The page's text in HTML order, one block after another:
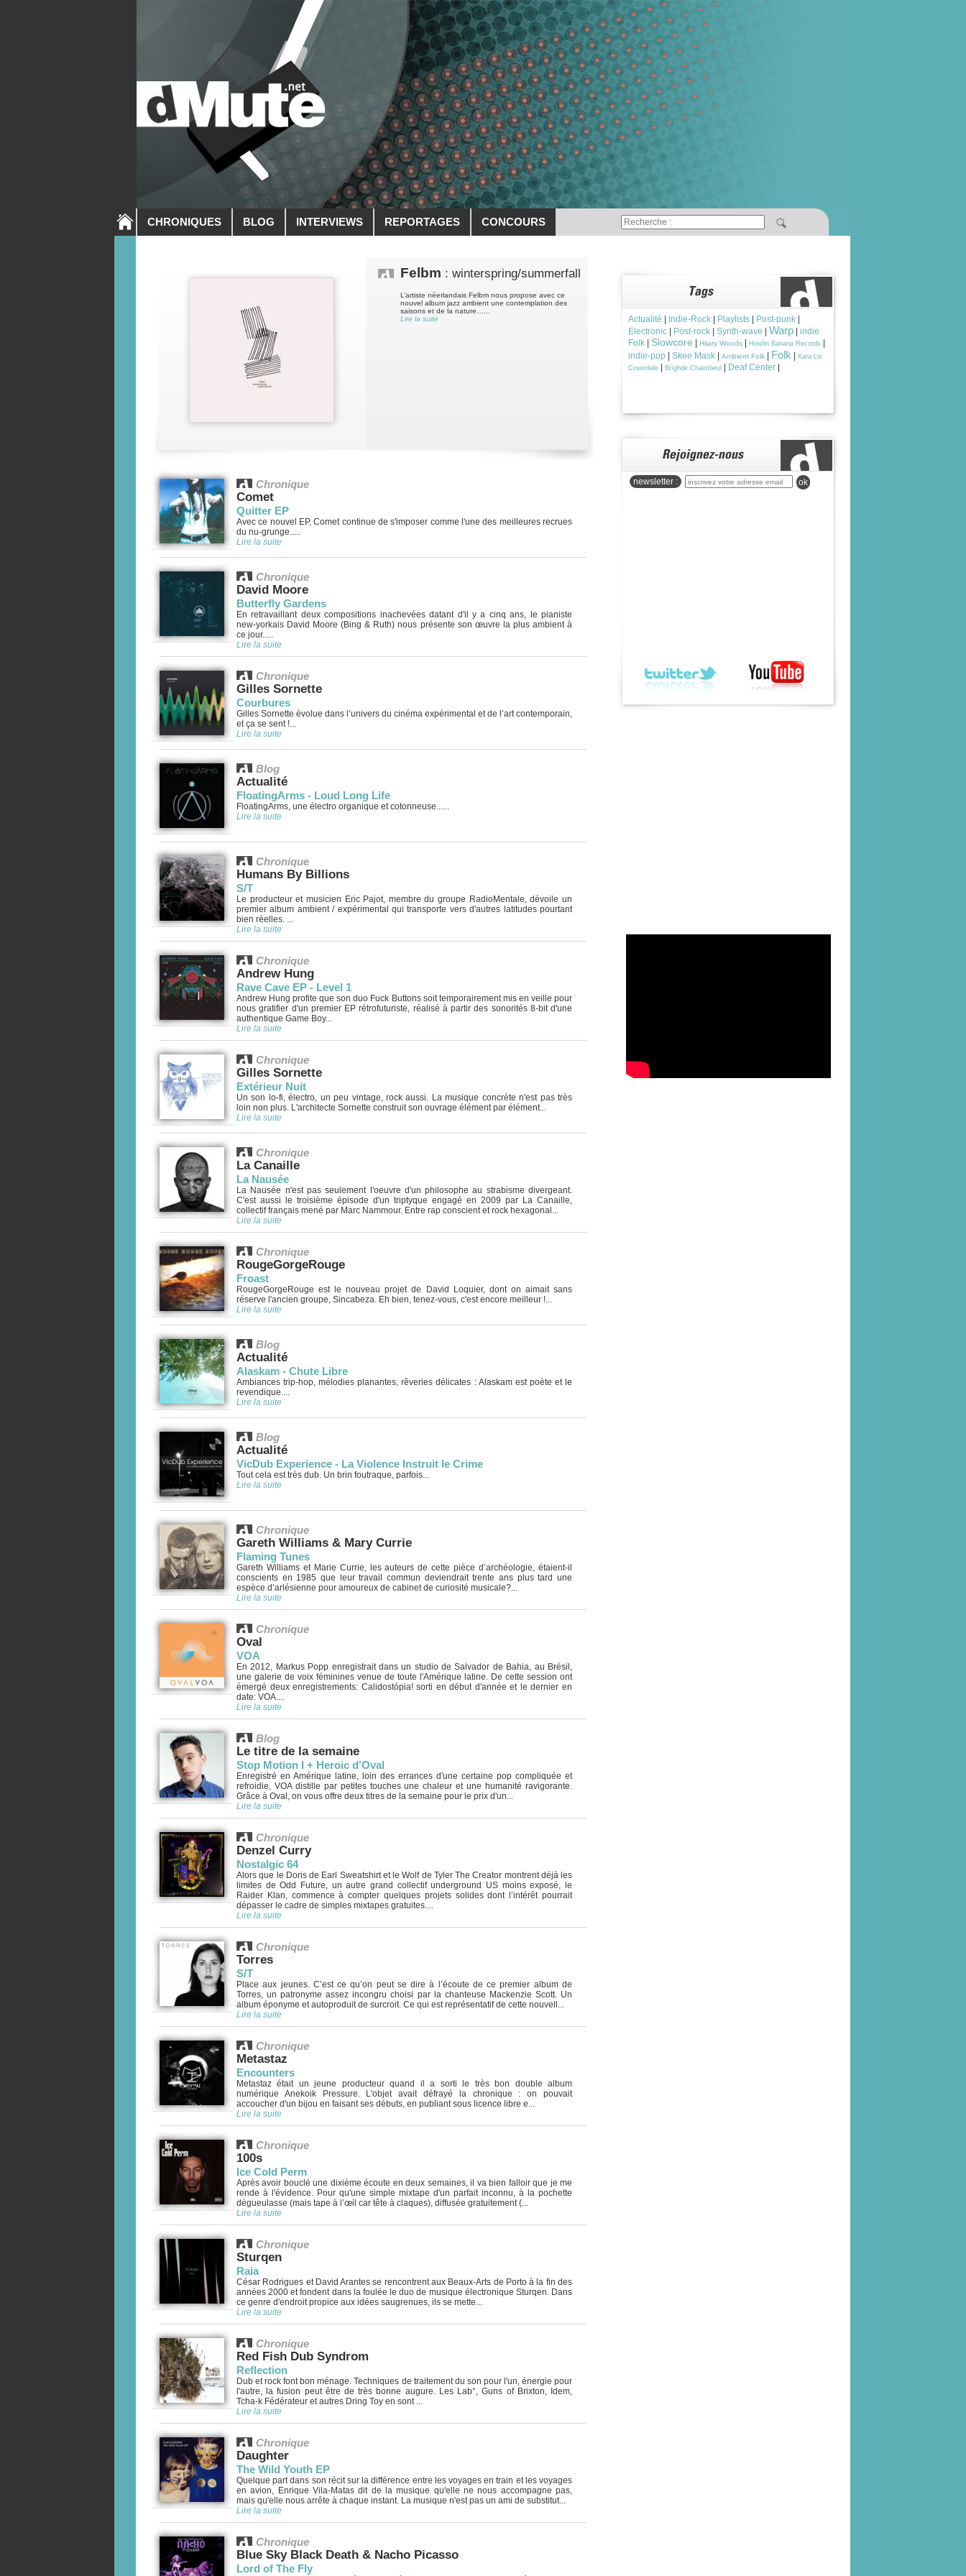
CHRONIQUES BLOG INTERVIEWS REPORTAGES CONCOURS
Felbm : winterspring/summerfall
L’artiste néerlandais Felbm nous propose avec ce
nouvel album jazz ambient une contemplation des
saisons et de la nature…...
Lire la suite
Chronique
Comet
Quitter EP
Avec ce nouvel EP, Comet continue de s'imposer comme l'une des meilleures recrues
du nu-grunge.....
Lire la suite
Chronique
David Moore
Butterfly Gardens
En retravaillant deux compositions inachevées datant d'il y a cinq ans, le pianiste
new-yorkais David Moore (Bing & Ruth) nous présente son œuvre la plus ambient à
ce jour.....
Lire la suite
Chronique
Gilles Sornette
Courbures
Gilles Sornette évolue dans l’univers du cinéma expérimental et de l’art contemporain,
et ça se sent !...
Lire la suite
Blog
Actualité
FloatingArms - Loud Long Life
FloatingArms, une électro organique et cotonneuse......
Lire la suite
Chronique
Humans By Billions
S/T
Le producteur et musicien Eric Pajot, membre du groupe RadioMentale, dévoile un
premier album ambient / expérimental qui transporte vers d'autres latitudes pourtant
bien réelles. ...
Lire la suite
Chronique
Andrew Hung
Rave Cave EP - Level 1
Andrew Hung profite que son duo Fuck Buttons soit temporairement mis en veille pour
nous gratifier d'un premier EP rétrofuturiste, réalisé à partir des sonorités 8-bit d'une
authentique Game Boy...
Lire la suite
Chronique
Gilles Sornette
Extérieur Nuit
Un son lo-fi, électro, un peu vintage, rock aussi. La musique concrète n'est pas très
loin non plus. L'architecte Sornette construit son ouvrage élément par élément...
Lire la suite
Chronique
La Canaille
La Nausée
La Nausée n'est pas seulement l'oeuvre d'un philosophe au strabisme divergeant.
C'est aussi le troisième épisode d'un triptyque engagé en 2009 par La Canaille,
collectif français mené par Marc Nammour. Entre rap conscient et rock hexagonal...
Lire la suite
Chronique
RougeGorgeRouge
Froast
RougeGorgeRouge est le nouveau projet de David Loquier, dont on aimait sans
réserve l'ancien groupe, Sincabeza. Eh bien, tenez-vous, c'est encore meilleur !...
Lire la suite
Blog
Actualité
Alaskam - Chute Libre
Ambiances trip-hop, mélodies planantes, rêveries délicates : Alaskam est poète et le
revendique....
Lire la suite
Blog
Actualité
VicDub Experience - La Violence Instruit le Crime
Tout cela est très dub. Un brin foutraque, parfois...
Lire la suite
Chronique
Gareth Williams & Mary Currie
Flaming Tunes
Gareth Williams et Marie Currie, les auteurs de cette pièce d’archéologie, étaient-il
conscients en 1985 que leur travail commun deviendrait trente ans plus tard une
espèce d’arlésienne pour amoureux de cabinet de curiosité musicale?...
Lire la suite
Chronique
Oval
VOA
En 2012, Markus Popp enregistrait dans un studio de Salvador de Bahia, au Brésil,
une galerie de voix féminines venue de toute l'Amérique latine. De cette session ont
émergé deux enregistrements: Calidostópia! sorti en début d'année et le dernier en
date: VOA....
Lire la suite
Blog
Le titre de la semaine
Stop Motion I + Heroic d'Oval
Enregistré en Amérique latine, loin des errances d'une certaine pop compliquée et
refroidie, VOA distille par petites touches une chaleur et une humanité ravigorante.
Grâce à Oval, on vous offre deux titres de la semaine pour le prix d'un...
Lire la suite
Chronique
Denzel Curry
Nostalgic 64
Alors que le Doris de Earl Sweatshirt et le Wolf de Tyler The Creator montrent déjà les
limites de Odd Future, un autre grand collectif underground US moins exposé, le
Raider Klan, commence à compter quelques projets solides dont l’intérêt pourrait
dépasser le cadre de simples mixtapes gratuites....
Lire la suite
Chronique
Torres
S/T
Place aux jeunes. C’est ce qu’on peut se dire à l’écoute de ce premier album de
Torres, un patronyme assez incongru choisi par la chanteuse Mackenzie Scott. Un
album éponyme et autoproduit de surcroit. Ce qui est représentatif de cette nouvell...
Lire la suite
Chronique
Metastaz
Encounters
Metastaz était un jeune producteur quand il a sorti le très bon double album
numérique Anekoik Pressure. L'objet avait défrayé la chronique : on pouvait
accoucher d'un bijou en faisant ses débuts, en publiant sous licence libre e...
Lire la suite
Chronique
100s
Ice Cold Perm
Après avoir bouclé une dixième écoute en deux semaines, il va bien falloir que je me
rende à l'évidence. Pour qu'une simple mixtape d'un parfait inconnu, à la pochette
dégueulasse (mais tape à l’œil car tête à claques), diffusée gratuitement (...
Lire la suite
Chronique
Sturqen
Raia
César Rodrigues et David Arantes se rencontrent aux Beaux-Arts de Porto à la fin des
années 2000 et fondent dans la foulée le duo de musique électronique Sturqen. Dans
ce genre d'endroit propice aux idées saugrenues, ils se mette...
Lire la suite
Chronique
Red Fish Dub Syndrom
Reflection
Dub et rock font bon ménage. Techniques de traitement du son pour l'un, énergie pour
l'autre, la fusion peut être de très bonne augure. Les Lab°, Guns of Brixton, Idem,
Tcha-k Fédérateur et autres Dring Toy en sont ...
Lire la suite
Chronique
Daughter
The Wild Youth EP
Quelque part dans son récit sur la différence entre les voyages en train et les voyages
en avion, Enrique Vila-Matas dit de la musique qu'elle ne nous accompagne pas,
mais qu'elle nous arrête à chaque instant. La musique n'est pas un ami de substitut...
Lire la suite
Chronique
Blue Sky Black Death & Nacho Picasso
Lord of The Fly
Actualité Indie-Rock Playlists Post-punk
Electronic
Post-rock Synth-wave Warp
indie
Folk
Slowcore Hilary Woods Howlin Banana Records
indie-pop
Skee Mask Ambient Folk Folk
Kara-Lis
Coverdale
Brìghde Chaimbeul Deaf Center
newsletter : ok